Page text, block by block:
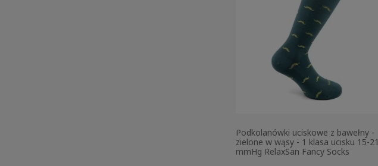
Podkolanówki uciskowe z bawełny -
zielone w wąsy - 1 klasa ucisku 15-21
mmHg RelaxSan Fancy Socks